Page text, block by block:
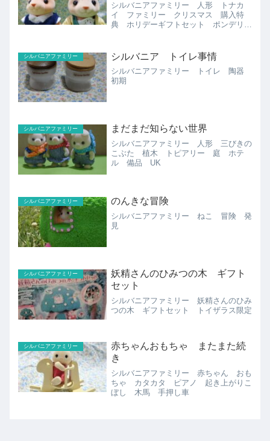
シルバニアファミリー 人形 トナカ
イ ファミリー クリスマス 購入特
典 ホリデーギフトセット ポンデリン
シルバニアファミリー シルバニア トイレ事情
シルバニアファミリー トイレ 陶器
初期
シルバニアファミリー まだまだ知らない世界
シルバニアファミリー 人形 三びきの
こぶた 植木 トピアリー 庭 ホテ
ル 備品 UK
シルバニアファミリー のんきな冒険
シルバニアファミリー ねこ 冒険 発
見
シルバニアファミリー
妖精さんのひみつの木 ギフト
セット
シルバニアファミリー 妖精さんのひみ
つの木 ギフトセット トイザラス限定
シルバニアファミリー
赤ちゃんおもちゃ またまた続
き
シルバニアファミリー 赤ちゃん おも
ちゃ カタカタ ピアノ 起き上がりこ
ぼし 木馬 手押し車